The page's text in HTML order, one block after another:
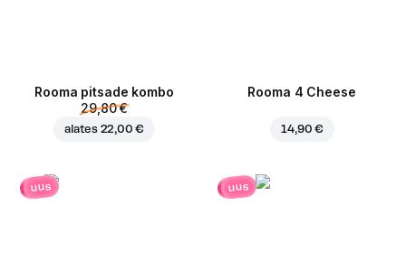
Rooma pitsade kombo
29,80 €
alates 22,00 €
Rooma 4 Cheese
14,90 €
uus uus